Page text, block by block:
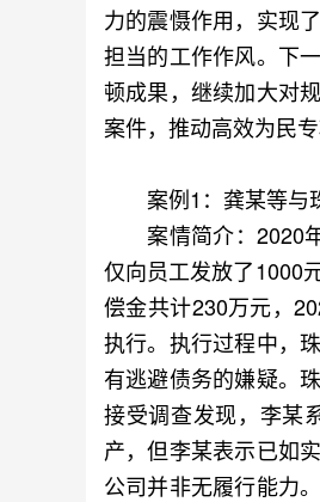
力的震慑作用，实现
担当的工作作风。下
顿成果，继续加大对
案件，推动高效为民
案例1：龚某等与
案情简介：2020年
仅向员工发放了1000
偿金共计230万元，
执行。执行过程中，
有逃避债务的嫌疑。
接受调查发现，李某
产，但李某表示已如
公司并非无履行能力